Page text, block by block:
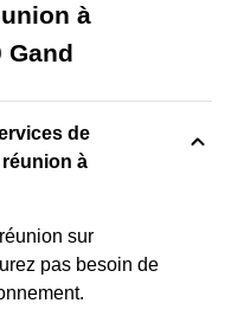
à
Gand
de
à
sur
pas besoin de